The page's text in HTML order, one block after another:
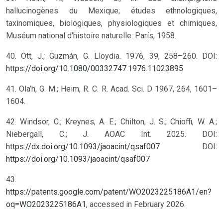
hallucinogènes du Mexique; études ethnologiques,
taxinomiques, biologiques, physiologiques et chimiques,
Muséum national d’histoire naturelle: París, 1958.
40. Ott, J.; Guzmán, G. Lloydia. 1976, 39, 258–260. DOI:
https://doi.org/10.1080/00332747.1976.11023895
41. Ola’h, G. M.; Heim, R. C. R. Acad. Sci. D 1967, 264, 1601–
1604.
42. Windsor, C.; Kreynes, A. E.; Chilton, J. S.; Chioffi, W. A.;
Niebergall, C.; J. AOAC Int. 2025. DOI:
https://dx.doi.org/10.1093/jaoacint/qsaf007
DOI:
https://doi.org/10.1093/jaoacint/qsaf007
43.
https://patents.google.com/patent/WO2023225186A1/en?
oq=WO2023225186A1, accessed in February 2026.